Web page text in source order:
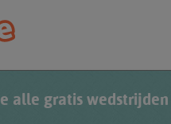
alle gratis wedstrijden